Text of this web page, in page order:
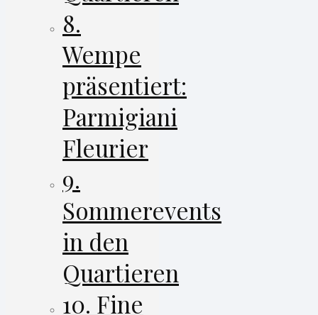
8.
Wempe
präsentiert:
Parmigiani
Fleurier
9.
Sommerevents
in den
Quartieren
10. Fine